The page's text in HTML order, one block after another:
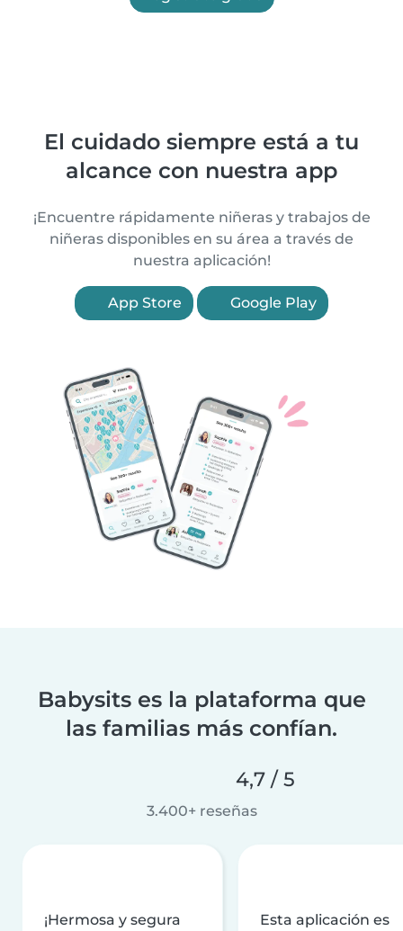
El cuidado siempre está a tu
alcance con nuestra app
¡Encuentre rápidamente niñeras y trabajos de
niñeras disponibles en su área a través de
nuestra aplicación!
App Store Google Play
Babysits es la plataforma que
las familias más confían.
4,7 / 5
3.400+ reseñas
¡Hermosa y segura
Esta aplicación es